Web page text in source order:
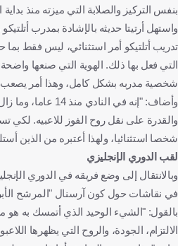
بنفس التركيز والصلابة التي ميزته منذ
واستهل أرتيتا حديثه بالإشادة بمدرب
تدريب أتلتيكو أمر استثنائي، ليس فقط بما
التي فعل بها ذلك. الهوية التي صنعها
شخصية مدربه بشكل كامل، وهذا أمر يصعب
وأضاف: "إنه في
والقدرة على نقل روح الفوز للاعبيه. لكي
شخصا استثنائيا، ولهذا أعتبره من الذين
لقب الدوري الإنجليزي
وبالانتقال إلى وضع فريقه في الدوري
في نقاشات حول كون آرسنال "المرشح
بالقول: "الشيء الوحيد الذي أتمسك به هو
الالتزام، الجودة، والروح التي يظهرها